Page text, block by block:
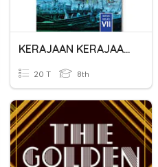
KERAJAAN KERAJAAN HINDU BUDA
20 T 8th